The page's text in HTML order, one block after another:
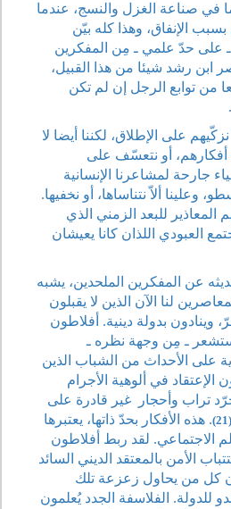
في صناعة الغزل والنسج، عندما
الإنفاق، وهذا كله بيّن
على حدّ علمي ـ مِن المفكرين
ابن رشد شيئا من هذا القبيل،
من توابع الرجل إن لم تكن
على الإطلاق، لكننا أيضا لا
أفكارهم، أو نتعسّف على
جارحة لمشاعرنا الإنسانية
وعلينا ألاّ نتناساها، أو نخفيها.
المعاذير للبعد الزمني الذي
العبودي اللذان كانا يعيشان
عن المفكرين الملحدين، يشبه
لنا الآن الذين لا يقبلون
وينادون بدولة دينية. أفلاطون
ـ مِن وجهة نظره ـ
على الأحداث من الشباب الذين
الإعتقاد في ألوهية الأجرام
تراب وأحجار
غير قادرة على
(21)
. هذه الأفكار بحدّ ذاتها، يعتبرها
الاجتماعي. لقد ربط أفلاطون
الأمن بالمعتقد الديني السائد
كل من يحاول زعزعة تلك
للدولة. الفلاسفة الجدد يُعلمون